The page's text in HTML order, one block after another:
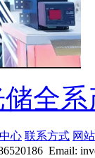
全系
心 联系方式 网
Email: